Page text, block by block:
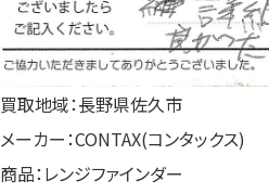
買取地域：長野県佐久市
メーカー：CONTAX(コンタックス)
商品：レンジファインダー